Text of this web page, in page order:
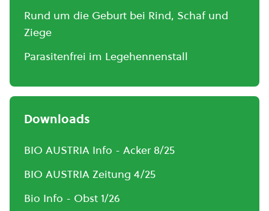
Rund um die Geburt bei Rind, Schaf und
Ziege
Parasitenfrei im Legehennenstall
Downloads
BIO AUSTRIA Info - Acker 8/25
BIO AUSTRIA Zeitung 4/25
Bio Info - Obst 1/26